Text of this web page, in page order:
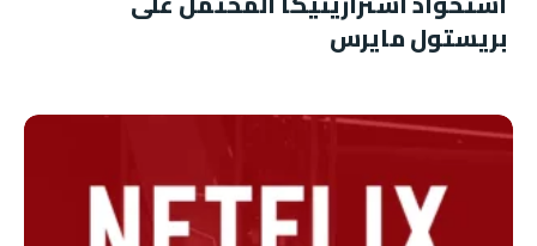
بريستول مايرس